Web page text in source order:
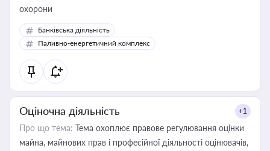
охорони
Банківська діяльність
Паливно-енергетичний комплекс
Оціночна діяльність +1
Про що тема: Тема охоплює правове регулювання оцінки
майна, майнових прав і професійної діяльності оцінювачів,